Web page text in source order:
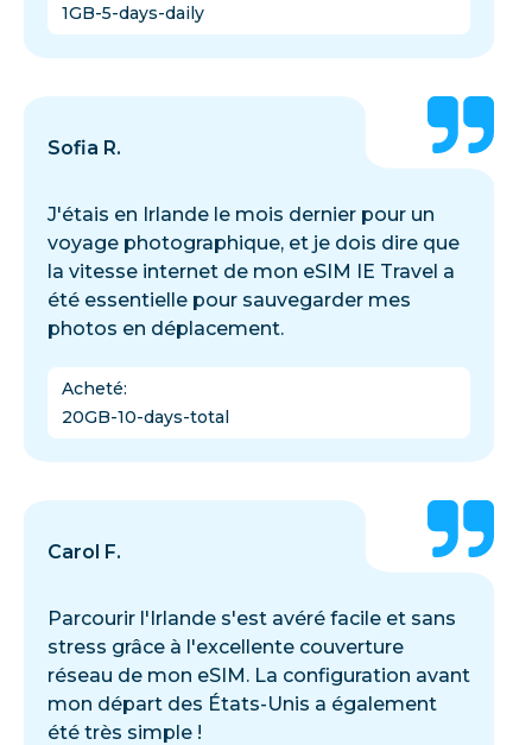
1GB-5-days-daily
Sofia R.
J'étais en Irlande le mois dernier pour un
voyage photographique, et je dois dire que
la vitesse internet de mon eSIM IE Travel a
été essentielle pour sauvegarder mes
photos en déplacement.
Acheté:
20GB-10-days-total
Carol F.
Parcourir l'Irlande s'est avéré facile et sans
stress grâce à l'excellente couverture
réseau de mon eSIM. La configuration avant
mon départ des États-Unis a également
été très simple !